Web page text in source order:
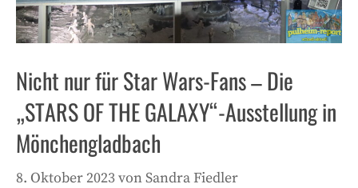
Nicht nur für Star Wars-Fans – Die
„STARS OF THE GALAXY“-Ausstellung in
Mönchengladbach
8. Oktober 2023vonSandra Fiedler